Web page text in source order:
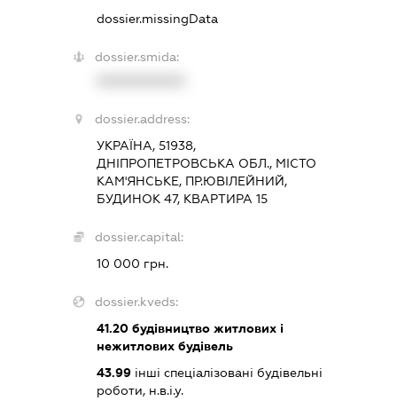
dossier.missingData
dossier.smida:
dossier.address:
УКРАЇНА, 51938,
ДНІПРОПЕТРОВСЬКА ОБЛ., МІСТО
КАМ'ЯНСЬКЕ, ПР.ЮВІЛЕЙНИЙ,
БУДИНОК 47, КВАРТИРА 15
dossier.capital:
10 000 грн.
dossier.kveds:
41.20будівництво житлових і
нежитлових будівель
43.99інші спеціалізовані будівельні
роботи, н.в.і.у.